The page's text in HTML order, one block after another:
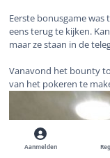
Eerste bonusgame was
eens terug te kijken.
maar ze staan in de
Vanavond het bounty
van het pokeren te
Aanmelden